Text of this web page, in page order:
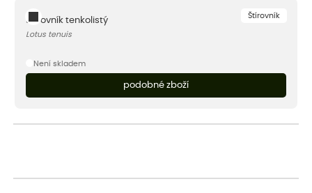
Štírovník
Štírovník tenkolistý
Lotus tenuis
Není skladem
podobné zboží